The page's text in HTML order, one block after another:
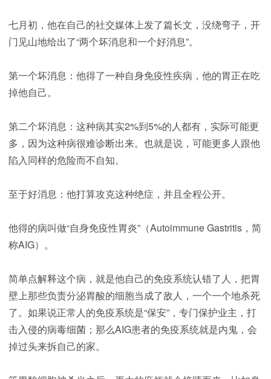
七月初，他在自己的社交媒体上发了篇长文，没绕弯子，开
门见山地给出了“两个坏消息和一个好消息”。
第一个坏消息：他得了一种自身免疫性疾病，他的胃正在吃
掉他自己。
第二个坏消息：这种病其实2%到5%的人都有，实际可能更
多，因为这种病很难诊断出来。也就是说，可能更多人跟他
陷入同样的危险而不自知。
至于好消息：他打算攻克这种绝症，并且全程公开。
他得的病叫做“自身免疫性胃炎”（Autoimmune Gastritis，简
称AIG）。
简单点解释这个病，就是他自己的免疫系统认错了人，把胃
壁上那些负责分泌胃酸的细胞当成了敌人，一个一个地杀死
了。如果说正常人的免疫系统是“保安”，专门保护业主，打
击入侵的病毒细菌；那么AIG患者的免疫系统就是内鬼，会
掉过头来拆自己的家。